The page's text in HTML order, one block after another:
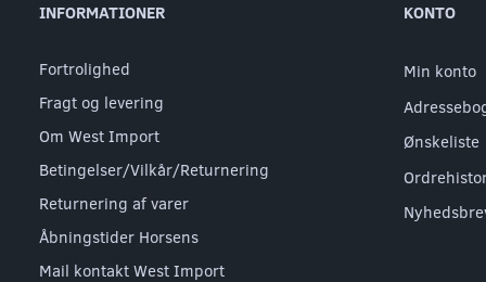
INFORMATIONER
Fortrolighed
Fragt og levering
Om West Import
Betingelser/Vilkår/Returnering
Returnering af varer
Åbningstider Horsens
Mail kontakt West Import
KONTO
Min konto
Ønskeliste